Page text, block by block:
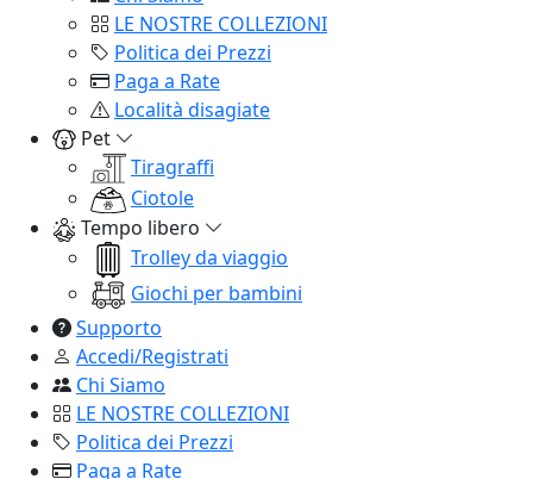
LE NOSTRE COLLEZIONI
Politica dei Prezzi
Paga a Rate
Località disagiate
Pet
Tiragraffi
Ciotole
Tempo libero
Trolley da viaggio
Giochi per bambini
Supporto
Accedi/Registrati
Chi Siamo
LE NOSTRE COLLEZIONI
Politica dei Prezzi
Paga a Rate